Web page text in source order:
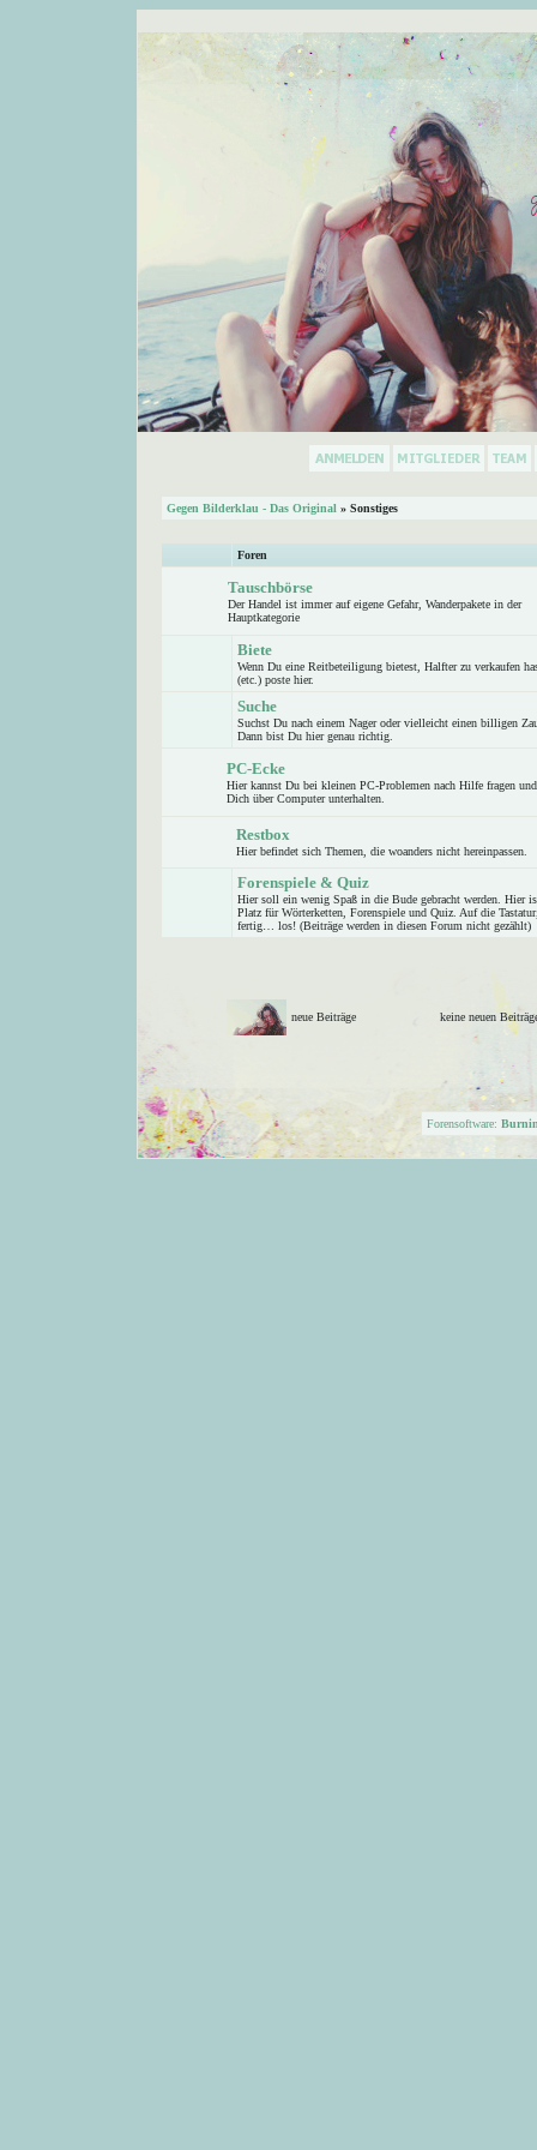
Gegen Bilderklau - Das Original » Sonstiges
Foren
Tauschbörse
Der Handel ist immer auf eigene Gefahr, Wanderpakete in der
Hauptkategorie
Biete
Wenn Du eine Reitbeteiligung bietest, Halfter zu verkaufen
(etc.) poste hier.
Suche
Suchst Du nach einem Nager oder vielleicht einen billigen
Dann bist Du hier genau richtig.
PC-Ecke
Hier kannst Du bei kleinen PC-Problemen nach Hilfe fragen und
Dich über Computer unterhalten.
Restbox
Hier befindet sich Themen, die woanders nicht hereinpassen.
Forenspiele & Quiz
Hier soll ein wenig Spaß in die Bude gebracht werden. Hier
Platz für Wörterketten, Forenspiele und Quiz. Auf die
fertig… los! (Beiträge werden in diesen Forum nicht gezählt)
neue Beiträge keine neuen
Forensoftware: